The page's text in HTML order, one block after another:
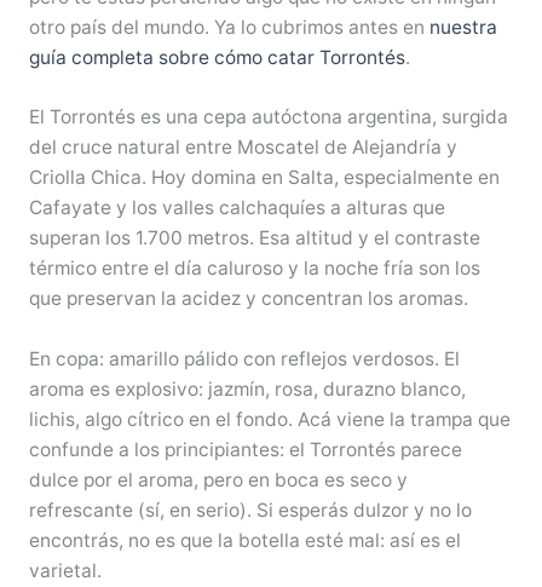
otro país del mundo. Ya lo cubrimos antes en nuestra
guía completa sobre cómo catar Torrontés.
El Torrontés es una cepa autóctona argentina, surgida
del cruce natural entre Moscatel de Alejandría y
Criolla Chica. Hoy domina en Salta, especialmente en
Cafayate y los valles calchaquíes a alturas que
superan los 1.700 metros. Esa altitud y el contraste
térmico entre el día caluroso y la noche fría son los
que preservan la acidez y concentran los aromas.
En copa: amarillo pálido con reflejos verdosos. El
aroma es explosivo: jazmín, rosa, durazno blanco,
lichis, algo cítrico en el fondo. Acá viene la trampa que
confunde a los principiantes: el Torrontés parece
dulce por el aroma, pero en boca es seco y
refrescante (sí, en serio). Si esperás dulzor y no lo
encontrás, no es que la botella esté mal: así es el
varietal.